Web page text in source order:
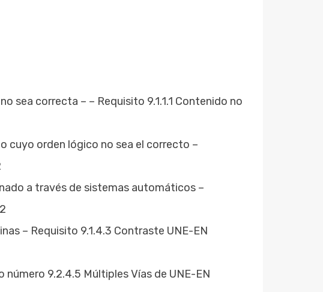
sea correcta – – Requisito 9.1.1.1 Contenido no
cuyo orden lógico no sea el correcto –
a través de sistemas automáticos –
– Requisito 9.1.4.3 Contraste UNE-EN
9.2.4.5 Múltiples Vías de UNE-EN